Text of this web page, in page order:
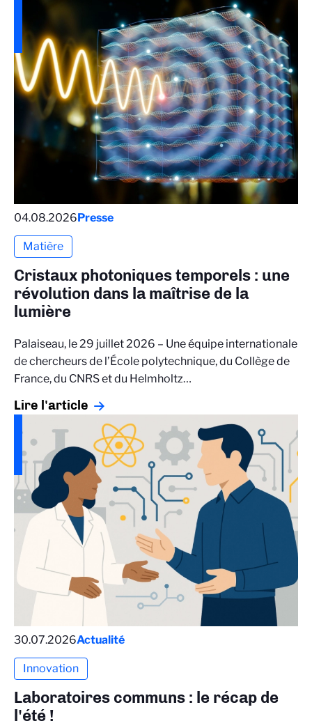
04.08.2026Presse
Matière
Cristaux photoniques temporels : une
révolution dans la maîtrise de la
lumière
Palaiseau, le 29 juillet 2026 – Une équipe internationale
de chercheurs de l’École polytechnique, du Collège de
France, du CNRS et du Helmholtz…
Lire l'article
30.07.2026Actualité
Innovation
Laboratoires communs : le récap de
l'été !